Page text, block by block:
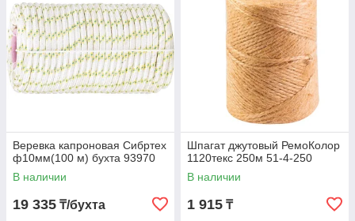
Веревка капроновая Сибртех
ф10мм(100 м) бухта 93970
В наличии
19 335 ₸/бухта
Шпагат джутовый РемоКолор
1120текс 250м 51-4-250
В наличии
1 915 ₸